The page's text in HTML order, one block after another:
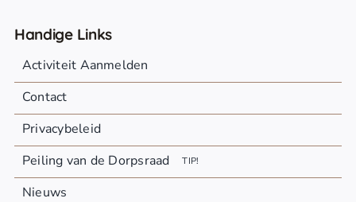
Handige Links
Activiteit Aanmelden
Contact
Privacybeleid
Peiling van de Dorpsraad
TIP!
Nieuws